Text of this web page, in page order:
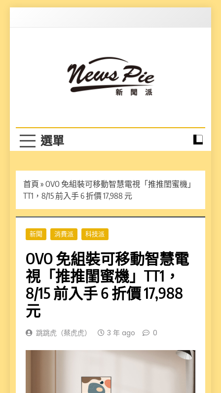
首頁 » OVO 免組裝可移動智慧電視「推推閨蜜機」
TT1，8/15 前入手 6 折價 17,988 元
新聞 消費派 科技派
OVO 免組裝可移動智慧電
視「推推閨蜜機」TT1，
8/15 前入手 6 折價 17,988
元
跳跳虎（蔡虎虎） 3 年 ago 0